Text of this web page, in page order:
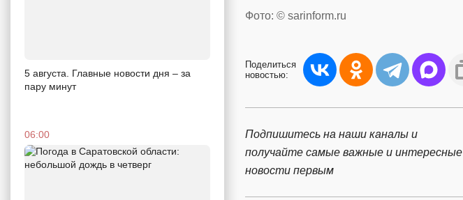
5 августа. Главные новости дня – за
пару минут
06:00
Фото: © sarinform.ru
Поделиться
новостью:
Подпишитесь на наши каналы и
получайте самые важные и интересные
новости первым